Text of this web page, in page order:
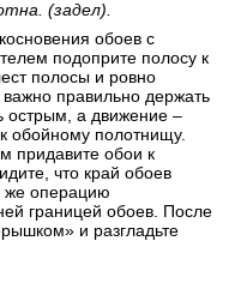
(задел).
обоев с
подоприте полосу к
полосы и ровно
правильно держать
острым, а движение –
обойному полотнищу.
придавите обои к
что край обоев
же операцию
границей обоев. После
и разгладьте